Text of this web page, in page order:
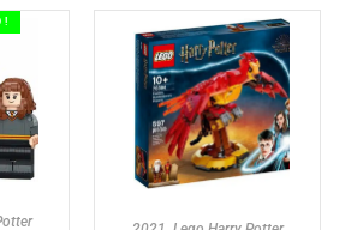
!
AJOUTER AU PANIER